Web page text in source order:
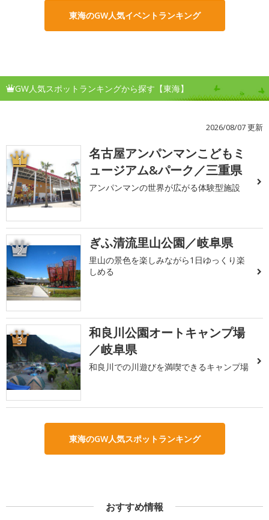
東海のGW人気イベントランキング
GW人気スポットランキングから探す【東海】
2026/08/07 更新
1
名古屋アンパンマンこどもミ
ュージアム&パーク／三重県
アンパンマンの世界が広がる体験型施設
2 ぎふ清流里山公園／岐阜県
里山の景色を楽しみながら1日ゆっくり楽
しめる
3
和良川公園オートキャンプ場
／岐阜県
和良川での川遊びを満喫できるキャンプ場
東海のGW人気スポットランキング
おすすめ情報